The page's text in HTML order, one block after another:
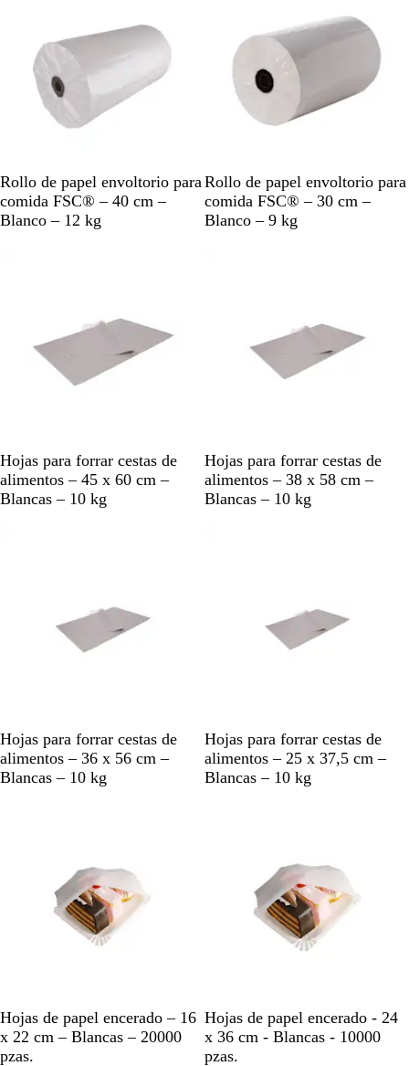
B
l
a
Rollo de papel envoltorio para
comida FSC® – 40 cm –
Blanco – 12 kg
B
l
a
Rollo de papel envoltorio para
comida FSC® – 30 cm –
Blanco – 9 kg
B
l
a
Hojas para forrar cestas de
alimentos – 45 x 60 cm –
Blancas – 10 kg
B
l
a
Hojas para forrar cestas de
alimentos – 38 x 58 cm –
Blancas – 10 kg
B
l
a
Hojas para forrar cestas de
alimentos – 36 x 56 cm –
Blancas – 10 kg
B
l
a
Hojas para forrar cestas de
alimentos – 25 x 37,5 cm –
Blancas – 10 kg
B
l
a
Hojas de papel encerado – 16
x 22 cm – Blancas – 20000
pzas.
B
l
a
Hojas de papel encerado - 24
x 36 cm - Blancas - 10000
pzas.